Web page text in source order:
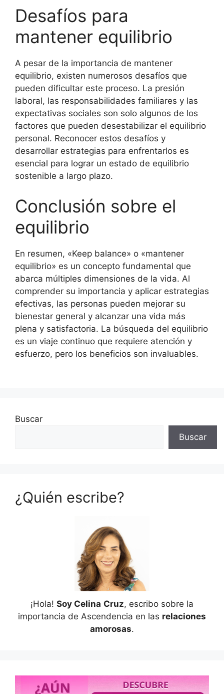
Desafíos para
mantener equilibrio
A pesar de la importancia de mantener
equilibrio, existen numerosos desafíos que
pueden dificultar este proceso. La presión
laboral, las responsabilidades familiares y las
expectativas sociales son solo algunos de los
factores que pueden desestabilizar el equilibrio
personal. Reconocer estos desafíos y
desarrollar estrategias para enfrentarlos es
esencial para lograr un estado de equilibrio
sostenible a largo plazo.
Conclusión sobre el
equilibrio
En resumen, «Keep balance» o «mantener
equilibrio» es un concepto fundamental que
abarca múltiples dimensiones de la vida. Al
comprender su importancia y aplicar estrategias
efectivas, las personas pueden mejorar su
bienestar general y alcanzar una vida más
plena y satisfactoria. La búsqueda del equilibrio
es un viaje continuo que requiere atención y
esfuerzo, pero los beneficios son invaluables.
Buscar
Buscar
¿Quién escribe?
¡Hola! Soy Celina Cruz, escribo sobre la
importancia de Ascendencia en las relaciones
amorosas.